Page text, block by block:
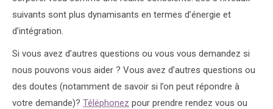
suivants sont plus dynamisants en termes d’énergie et
d’intégration.
Si vous avez d’autres questions ou vous vous demandez si
nous pouvons vous aider ? Vous avez d’autres questions ou
des doutes (notamment de savoir si l’on peut répondre à
votre demande)? Téléphonez pour prendre rendez vous ou